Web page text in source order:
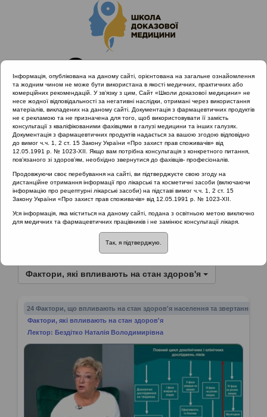
Головна
Матеріали за МКХ-11
24 Фактори, що впливають на стан здоров'я населення та
звертання до закладів охорони здоров'я
Фактори, які впливають на стан здоров'я
Матеріали за МКХ-11:: 24 Фактори, що
впливають на стан здоров'я населення та
звертання до закладів охорони здоров'я ::
Фактори, які впливають на стан здоров'я
Фактори, які впливають на стан здоров'я
24 Фактори, що впливають на стан здоров'я населення та звертання до
Фактори, які впливають на стан здоров'я
Лектор: Бездітко Наталія Володимирівна
Інформація, опублікована на даному сайті, орієнтована на загальне ознайомлення
та жодним чином не може бути використана в якості медичних, практичних або
комерційних рекомендацій. У зв’язку з цим, Сайт «Школи доказової медицини» не
несе жодної відповідальності за негативні наслідки, отримані через використання
матеріалів, викладених на даному сайті. Документація з фармацевтичних продуктів
не є рекламою та не призначена для того, щоб використовувати її замість
консультації з кваліфікованими фахівцями в галузі медицини та інших галузях.
Документація з фармацевтичних продуктів надається за вашою згодою відповідно
до вимог ч.ч. 1, 2 ст. 15 Закону України «Про захист прав споживачів» від
12.05.1991 р. № 1023-XII. Якщо вам потрібна консультація з конкретного питання,
пов’язаного зі здоров’ям, необхідно звернутися до фахівців- професіоналів.
Продовжуючи своє перебування на сайті, ви підтверджуєте свою згоду на
дистанційне отримання інформації про лікарські та косметичні засоби (включаючи
інформацію про рецептурні лікарські засоби) на підставі вимог ч.ч. 1, 2 ст. 15
Закону України «Про захист прав споживачів» від 12.05.1991 р. № 1023-XII.
Уся інформація, яка міститься на даному сайті, подана з освітньою метою виключно
для медичних та фармацевтичних працівників і не замінює консультації лікаря.
Так, я підтверджую.